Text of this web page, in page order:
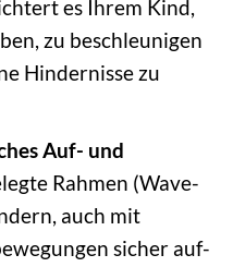
es Ihrem Kind,
zu beschleunigen
Hindernisse zu
Auf- und
Rahmen (Wave-
auch mit
sicher auf-